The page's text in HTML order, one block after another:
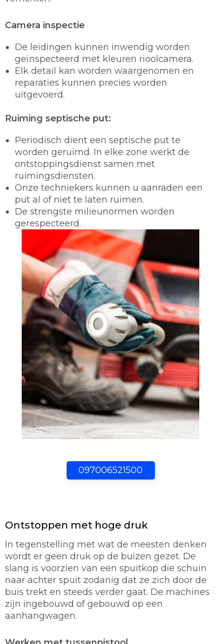
097006521500
Camera inspectie
De leidingen kunnen inwendig worden
geïnspecteerd met kleuren rioolcamera.
Elk detail kan worden waargenomen en
reparaties kunnen precies worden
uitgevoerd.
Ruiming septische put:
Periodisch dient een septische put te
worden geruimd. In elke zone werkt de
ontstoppingsdienst samen met
ruimingsdiensten.
Onze techniekers kunnen u aanraden een
put al of niet te laten ruimen.
De strengste milieunormen worden
gerespecteerd.
Ontstoppen met hoge druk
In tegenstelling met wat de meesten denken
wordt er geen druk op de buizen gezet. De
slang is voorzien van een spuitkop die schuin
naar achter spuit zodanig dat ze zich door de
buis trekt en steeds verder gaat. De machines
zijn ingebouwd of gebouwd op een
aanhangwagen.